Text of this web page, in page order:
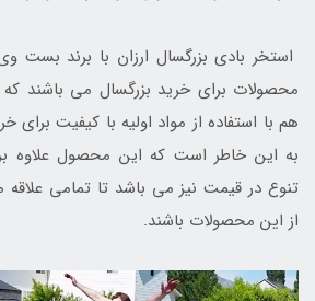
استخر بادی بزرگسال ارزان با برند بست
محصولات برای خرید بزرگسال می باشند که
هم با استفاده از مواد اولیه با کیفیت برای
به این خاطر است که این محصول علاوه
تنوع در قیمت نیز می باشد تا تمامی علاقه
از این محصولات باشند.